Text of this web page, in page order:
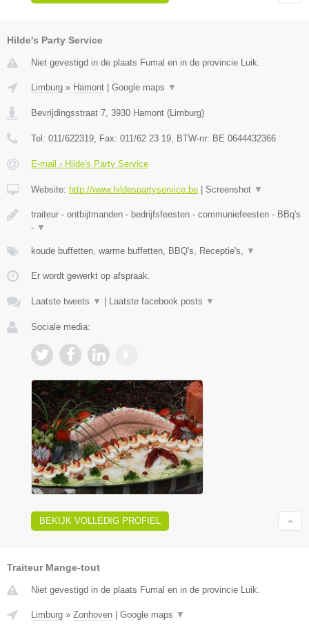
Hilde's Party Service
Niet gevestigd in de plaats Fumal en in de provincie Luik.
Limburg » Hamont Google maps ▼
Bevrijdingsstraat 7 3930 Hamont ( Limburg)
Tel: 011/622319 , Fax: 011/62 23 19 , BTW-nr: BE 0644432366
E-mail › Hilde's Party Service
Website: http://www.hildespartyservice.be Screenshot ▼
traiteur - ontbijtmanden - bedrijfsfeesten - communiefeesten - BBq's
- ▼
koude buffetten, warme buffetten, BBQ's, Receptie's, ▼
Er wordt gewerkt op afspraak.
Laatste tweets ▼ Laatste facebook posts ▼
Sociale media:
BEKIJK VOLLEDIG PROFIEL
Traiteur Mange-tout
Niet gevestigd in de plaats Fumal en in de provincie Luik.
Limburg » Zonhoven | Google maps ▼